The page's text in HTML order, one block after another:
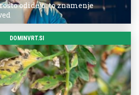
odidejo: to znamenje
DOMINVRT.SI